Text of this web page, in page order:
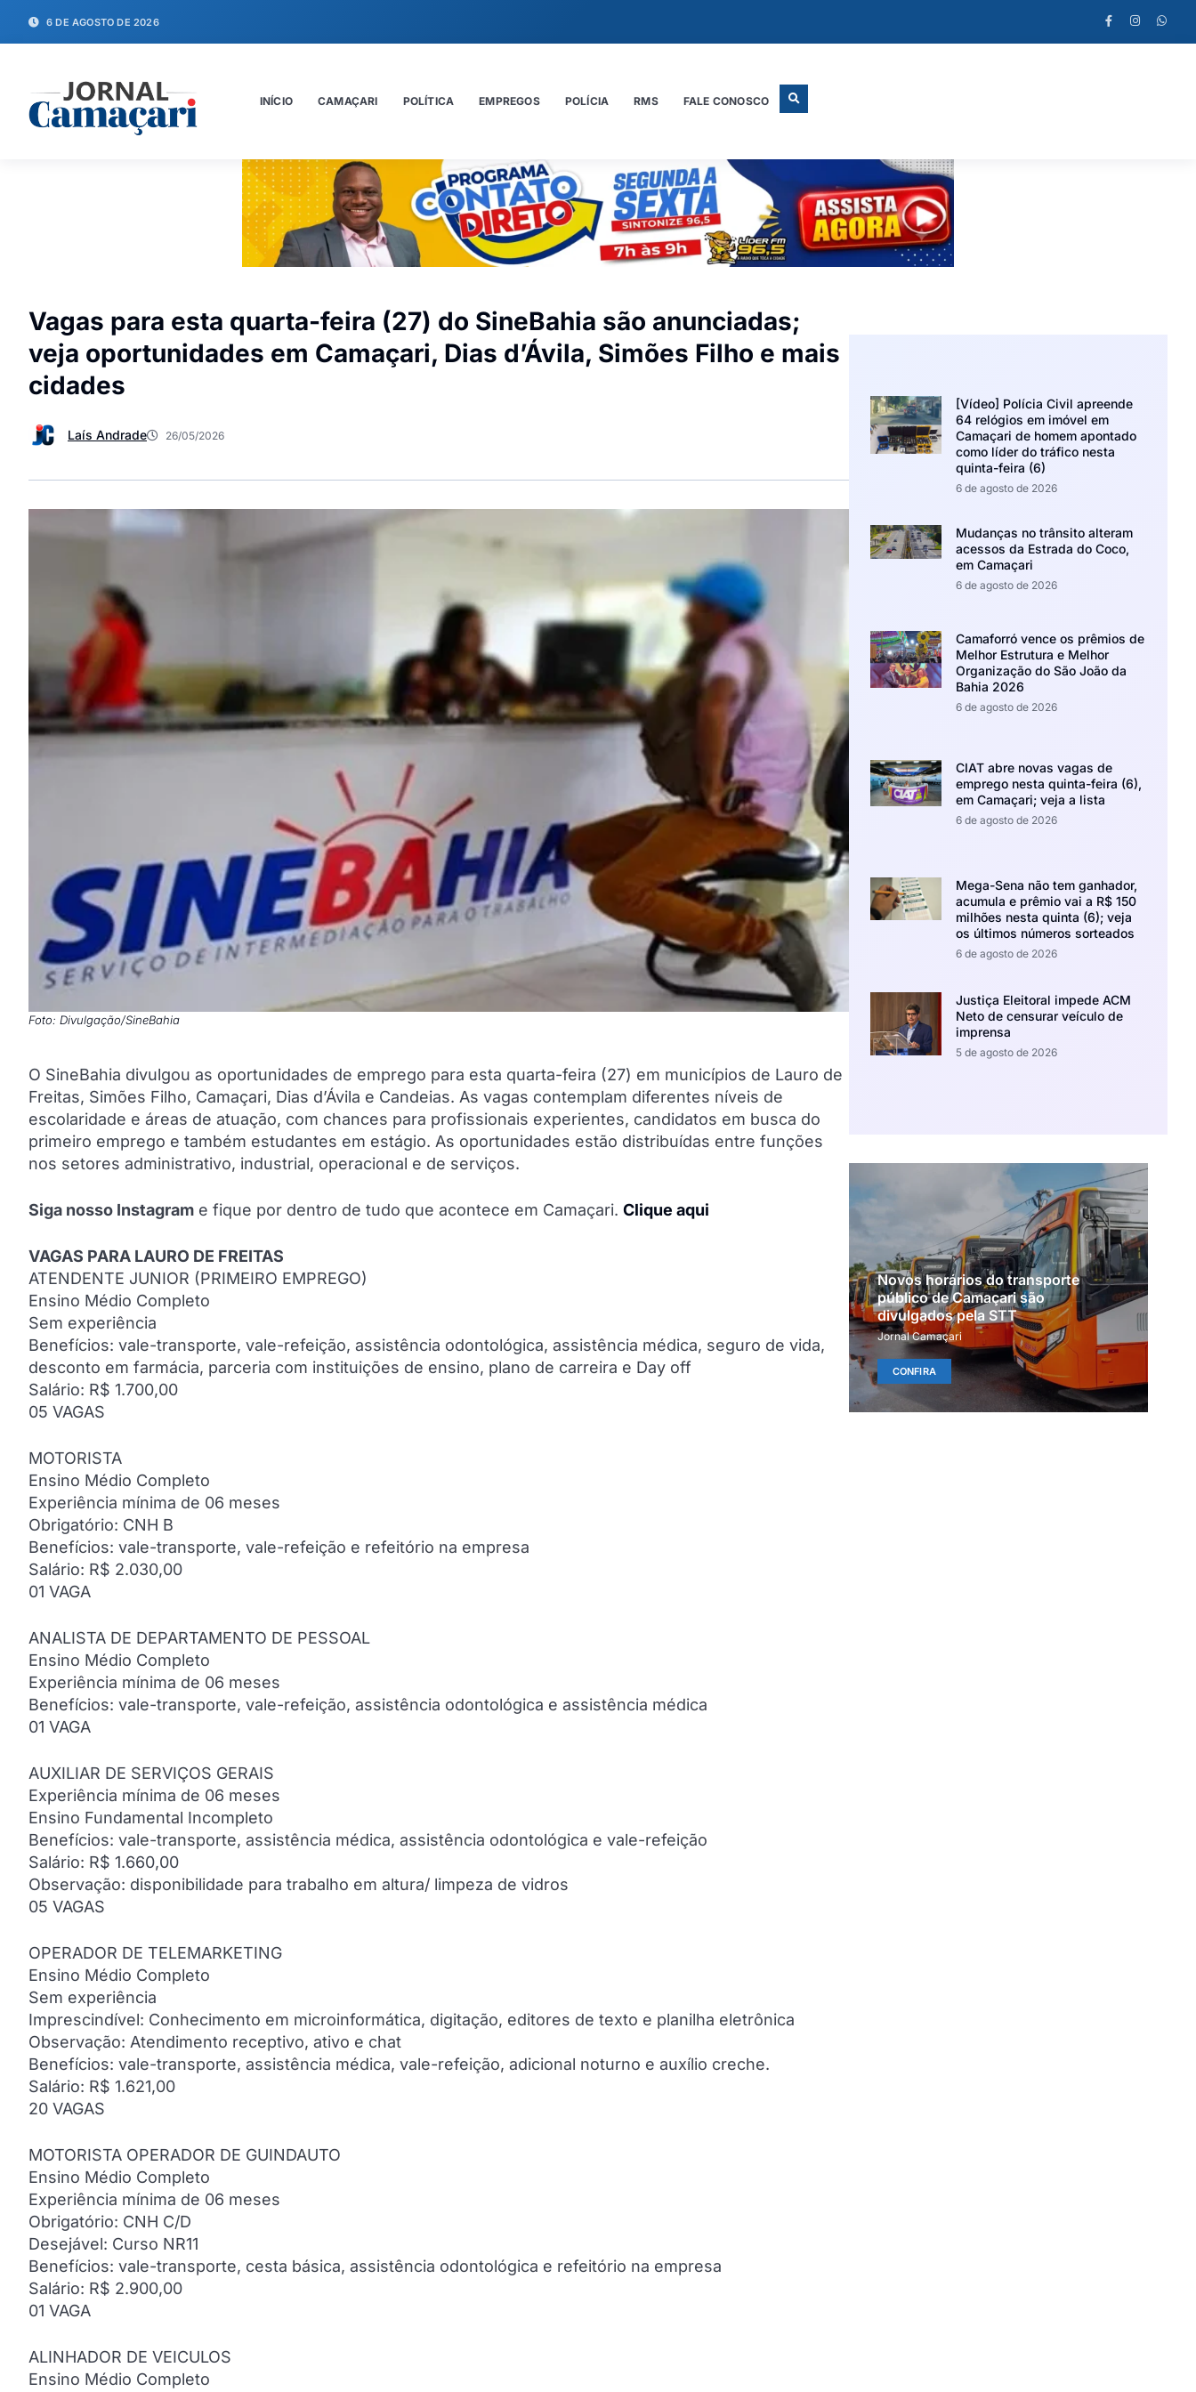
6 DE AGOSTO DE 2026
INÍCIO CAMAÇARI POLÍTICA EMPREGOS POLÍCIA RMS FALE CONOSCO
Vagas para esta quarta-feira (27) do SineBahia são anunciadas;
veja oportunidades em Camaçari, Dias d’Ávila, Simões Filho e mais
cidades
Laís Andrade 26/05/2026
Foto: Divulgação/SineBahia
O SineBahia divulgou as oportunidades de emprego para esta quarta-feira (27) em municípios de Lauro de
Freitas, Simões Filho, Camaçari, Dias d’Ávila e Candeias. As vagas contemplam diferentes níveis de
escolaridade e áreas de atuação, com chances para profissionais experientes, candidatos em busca do
primeiro emprego e também estudantes em estágio. As oportunidades estão distribuídas entre funções
nos setores administrativo, industrial, operacional e de serviços.
Siga nosso Instagram e fique por dentro de tudo que acontece em Camaçari. Clique aqui
VAGAS PARA LAURO DE FREITAS
ATENDENTE JUNIOR (PRIMEIRO EMPREGO)
Ensino Médio Completo
Sem experiência
Benefícios: vale-transporte, vale-refeição, assistência odontológica, assistência médica, seguro de vida,
desconto em farmácia, parceria com instituições de ensino, plano de carreira e Day off
Salário: R$ 1.700,00
05 VAGAS
MOTORISTA
Ensino Médio Completo
Experiência mínima de 06 meses
Obrigatório: CNH B
Benefícios: vale-transporte, vale-refeição e refeitório na empresa
Salário: R$ 2.030,00
01 VAGA
ANALISTA DE DEPARTAMENTO DE PESSOAL
Ensino Médio Completo
Experiência mínima de 06 meses
Benefícios: vale-transporte, vale-refeição, assistência odontológica e assistência médica
01 VAGA
AUXILIAR DE SERVIÇOS GERAIS
Experiência mínima de 06 meses
Ensino Fundamental Incompleto
Benefícios: vale-transporte, assistência médica, assistência odontológica e vale-refeição
Salário: R$ 1.660,00
Observação: disponibilidade para trabalho em altura/ limpeza de vidros
05 VAGAS
OPERADOR DE TELEMARKETING
Ensino Médio Completo
Sem experiência
Imprescindível: Conhecimento em microinformática, digitação, editores de texto e planilha eletrônica
Observação: Atendimento receptivo, ativo e chat
Benefícios: vale-transporte, assistência médica, vale-refeição, adicional noturno e auxílio creche.
Salário: R$ 1.621,00
20 VAGAS
MOTORISTA OPERADOR DE GUINDAUTO
Ensino Médio Completo
Experiência mínima de 06 meses
Obrigatório: CNH C/D
Desejável: Curso NR11
Benefícios: vale-transporte, cesta básica, assistência odontológica e refeitório na empresa
Salário: R$ 2.900,00
01 VAGA
ALINHADOR DE VEICULOS
Ensino Médio Completo
[Vídeo] Polícia Civil apreende
64 relógios em imóvel em
Camaçari de homem apontado
como líder do tráfico nesta
quinta-feira (6)
6 de agosto de 2026
Mudanças no trânsito alteram
acessos da Estrada do Coco,
em Camaçari
6 de agosto de 2026
Camaforró vence os prêmios de
Melhor Estrutura e Melhor
Organização do São João da
Bahia 2026
6 de agosto de 2026
CIAT abre novas vagas de
emprego nesta quinta-feira (6),
em Camaçari; veja a lista
6 de agosto de 2026
Mega-Sena não tem ganhador,
acumula e prêmio vai a R$ 150
milhões nesta quinta (6); veja
os últimos números sorteados
6 de agosto de 2026
Justiça Eleitoral impede ACM
Neto de censurar veículo de
imprensa
5 de agosto de 2026
Novos horários do transporte
público de Camaçari são
divulgados pela STT
Jornal Camaçari
CONFIRA